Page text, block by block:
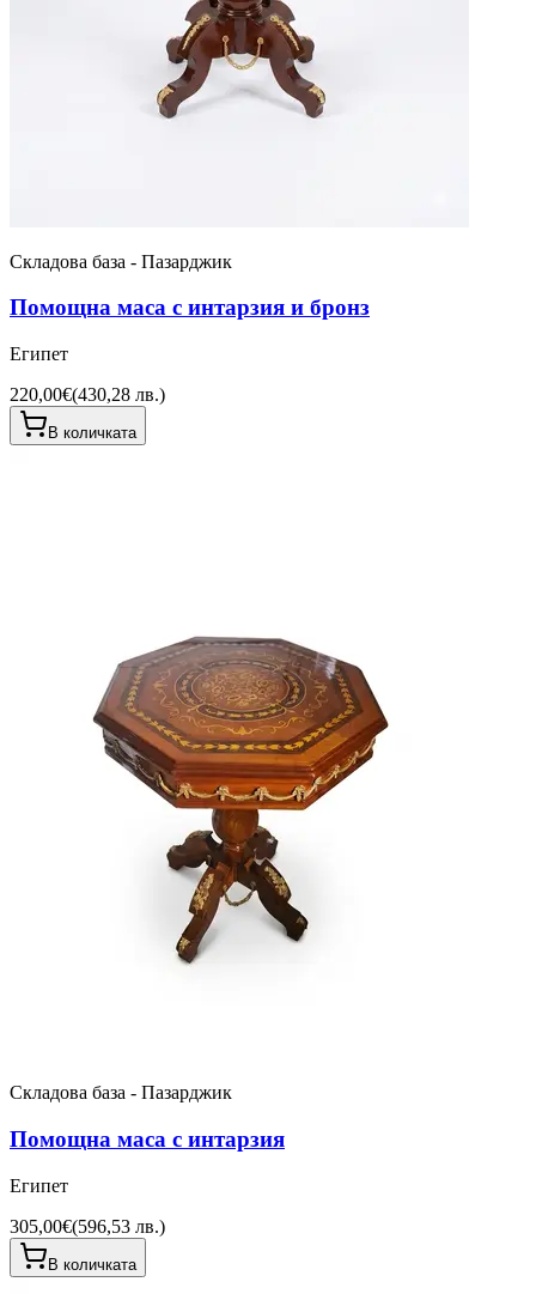
Складова база - Пазарджик
Помощна маса с интарзия и бронз
Египет
220,00€(430,28 лв.)
В количката
Складова база - Пазарджик
Помощна маса с интарзия
Египет
305,00€(596,53 лв.)
В количката